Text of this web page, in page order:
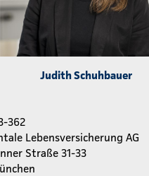
Judith Schuhbauer
362
Lebensversicherung AG
Straße 31-33